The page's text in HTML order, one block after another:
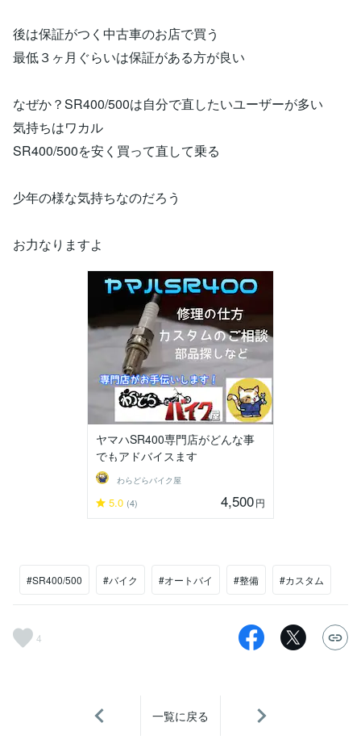
後は保証がつく中古車のお店で買う
最低３ヶ月ぐらいは保証がある方が良い
なぜか？SR400/500は自分で直したいユーザーが多い
気持ちはワカル
SR400/500を安く買って直して乗る
少年の様な気持ちなのだろう
お力なりますよ
ヤマハSR400専門店がどんな事
でもアドバイスます
わらどらバイク屋
5.0 (4) 4,500円
#SR400/500 #バイク #オートバイ #整備 #カスタム
4
一覧に戻る